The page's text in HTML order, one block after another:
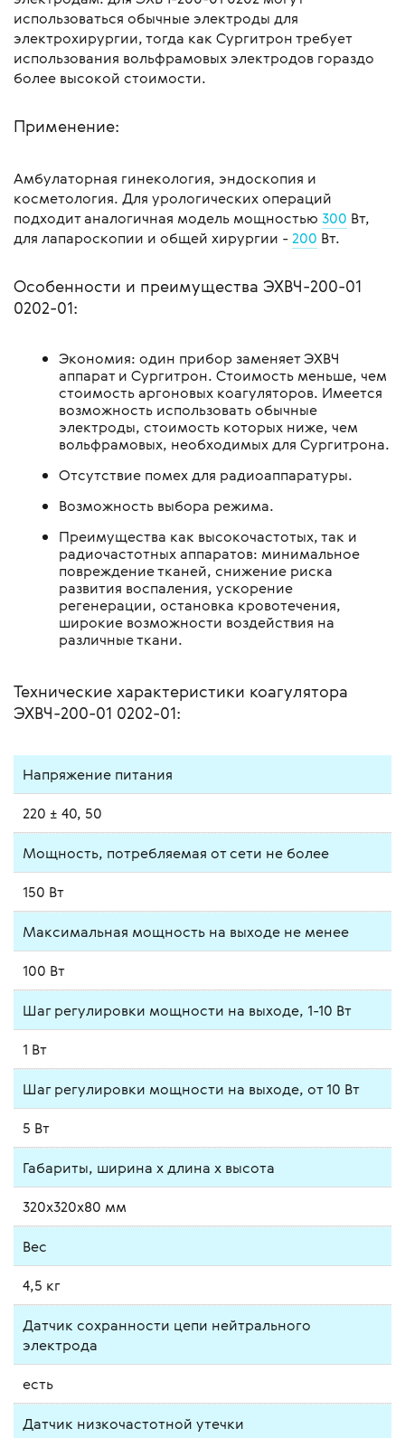
использоваться обычные электроды для
электрохирургии, тогда как Сургитрон требует
использования вольфрамовых электродов гораздо
более высокой стоимости.
Применение:
Амбулаторная гинекология, эндоскопия и
косметология. Для урологических операций
подходит аналогичная модель мощностью 300 Вт,
для лапароскопии и общей хирургии -200 Вт.
Особенности и преимущества ЭХВЧ-200-01
0202-01:
Экономия: один прибор заменяет ЭХВЧ
аппарат и Сургитрон. Стоимость меньше, чем
стоимость аргоновых коагуляторов. Имеется
возможность использовать обычные
электроды, стоимость которых ниже, чем
вольфрамовых, необходимых для Сургитрона.
Отсутствие помех для радиоаппаратуры.
Возможность выбора режима.
Преимущества как высокочастотых, так и
радиочастотных аппаратов: минимальное
повреждение тканей, снижение риска
развития воспаления, ускорение
регенерации, остановка кровотечения,
широкие возможности воздействия на
различные ткани.
Технические характеристики коагулятора
ЭХВЧ-200-01 0202-01:
Напряжение питания
220 ± 40, 50
Мощность, потребляемая от сети не более
150 Вт
Максимальная мощность на выходе не менее
100 Вт
Шаг регулировки мощности на выходе, 1-10 Вт
1 Вт
Шаг регулировки мощности на выходе, от 10 Вт
5 Вт
Габариты, ширина х длина х высота
320х320х80 мм
Вес
4,5 кг
Датчик сохранности цепи нейтрального
электрода
есть
Датчик низкочастотной утечки